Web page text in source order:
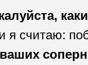
считаю: